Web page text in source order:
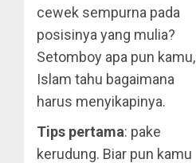
cewek sempurna pada
posisinya yang mulia?
Setomboy apa pun kamu,
Islam tahu bagaimana
harus menyikapinya.
Tips pertama: pake
kerudung. Biar pun kamu